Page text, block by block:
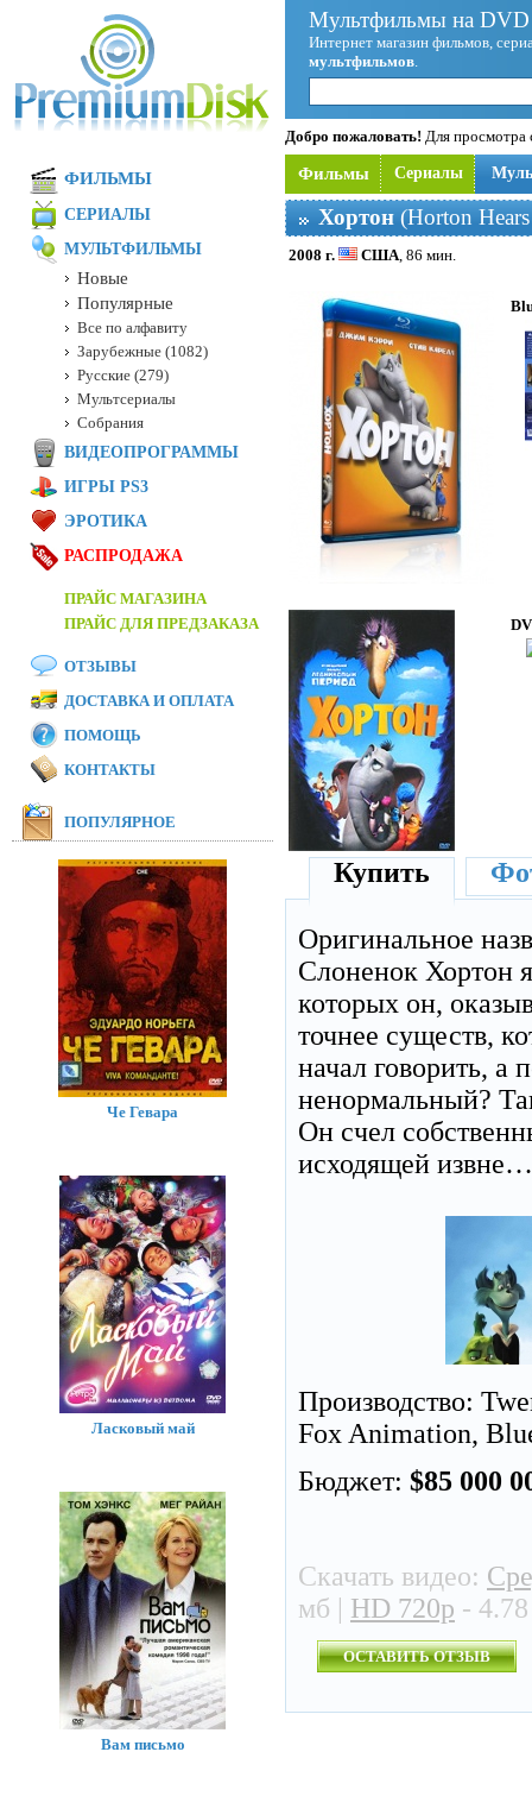
Мультфильмы на
Интернет магазин фильмов,
мультфильмов.
Добро пожаловать! Для просмотра
Фильмы Сериалы
Хортон (Horton
2008 г. США, 86 мин.
Купить
Оригинальное
Слоненок Хортон
которых он,
точнее существ,
начал говорить, а
ненормальный?
Он счел
исходящей извне…
Производство:
Fox Animation,
Бюджет: $85 000
Скачать видео:
мб | HD 720p -
ОСТАВИТЬ ОТЗЫВ
ФИЛЬМЫ
СЕРИАЛЫ
МУЛЬТФИЛЬМЫ
Новые
Популярные
Все по алфавиту
Зарубежные (1082)
Русские (279)
Мультсериалы
Собрания
ВИДЕОПРОГРАММЫ
ИГРЫ PS3
ЭРОТИКА
РАСПРОДАЖА
ПРАЙС МАГАЗИНА
ПРАЙС ДЛЯ ПРЕДЗАКАЗА
ОТЗЫВЫ
ДОСТАВКА И ОПЛАТА
ПОМОЩЬ
КОНТАКТЫ
ПОПУЛЯРНОЕ
Че Гевара
Ласковый май
Вам письмо